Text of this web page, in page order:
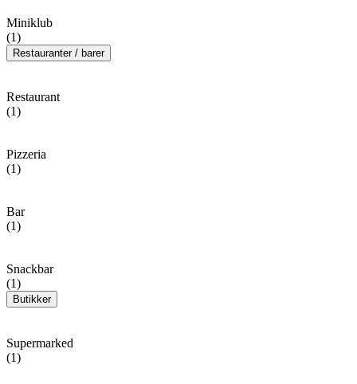
Miniklub
(1)
Restauranter / barer
Restaurant
(1)
Pizzeria
(1)
Bar
(1)
Snackbar
(1)
Butikker
Supermarked
(1)